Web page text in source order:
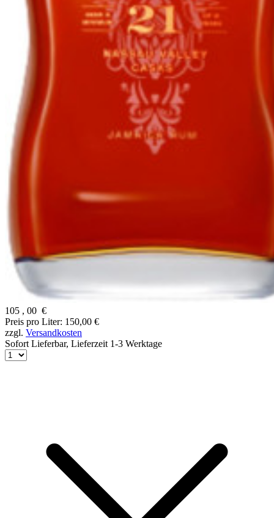
105 , 00 €
Preis pro Liter: 150,00 €
zzgl. Versandkosten
Sofort Lieferbar, Lieferzeit 1-3 Werktage